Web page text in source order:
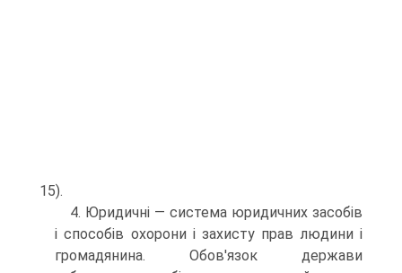
15).
4. Юридичні — система юридичних засобів
і способів охорони і захисту прав людини і
громадянина. Обов'язок держави